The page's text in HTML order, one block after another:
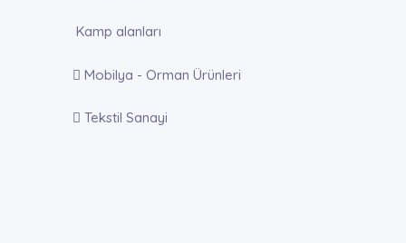
Kamp alanları
Mobilya - Orman Ürünleri
Tekstil Sanayi